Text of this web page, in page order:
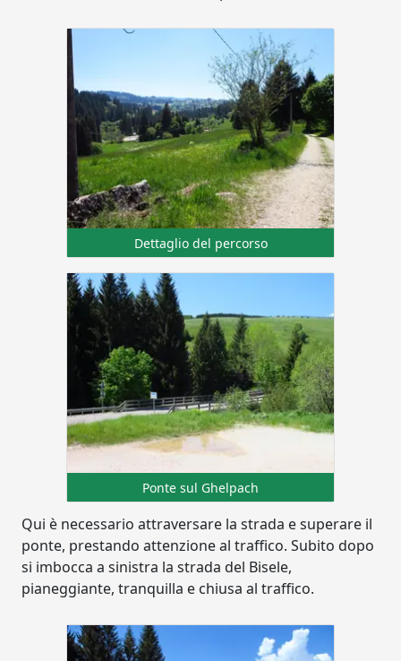
Dettaglio del percorso
Ponte sul Ghelpach
Qui è necessario attraversare la strada e superare il
ponte, prestando attenzione al traffico. Subito dopo
si imbocca a sinistra la strada del Bisele,
pianeggiante, tranquilla e chiusa al traffico.